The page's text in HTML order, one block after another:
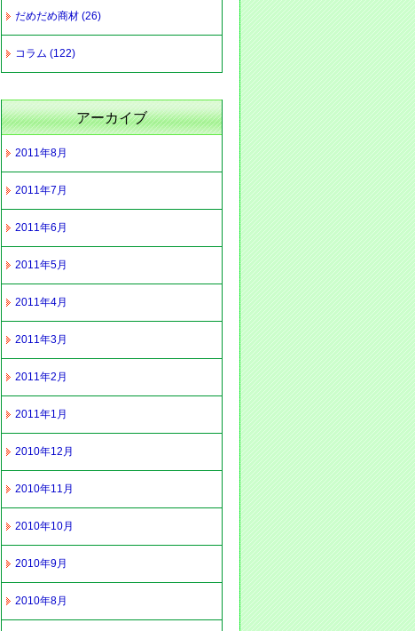
だめだめ商材 (26)
コラム (122)
アーカイブ
2011年8月
2011年7月
2011年6月
2011年5月
2011年4月
2011年3月
2011年2月
2011年1月
2010年12月
2010年11月
2010年10月
2010年9月
2010年8月